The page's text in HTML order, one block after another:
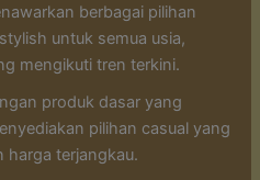
berbagai pilihan
untuk semua usia,
mengikuti tren terkini.
produk dasar yang
pilihan casual yang
harga terjangkau.